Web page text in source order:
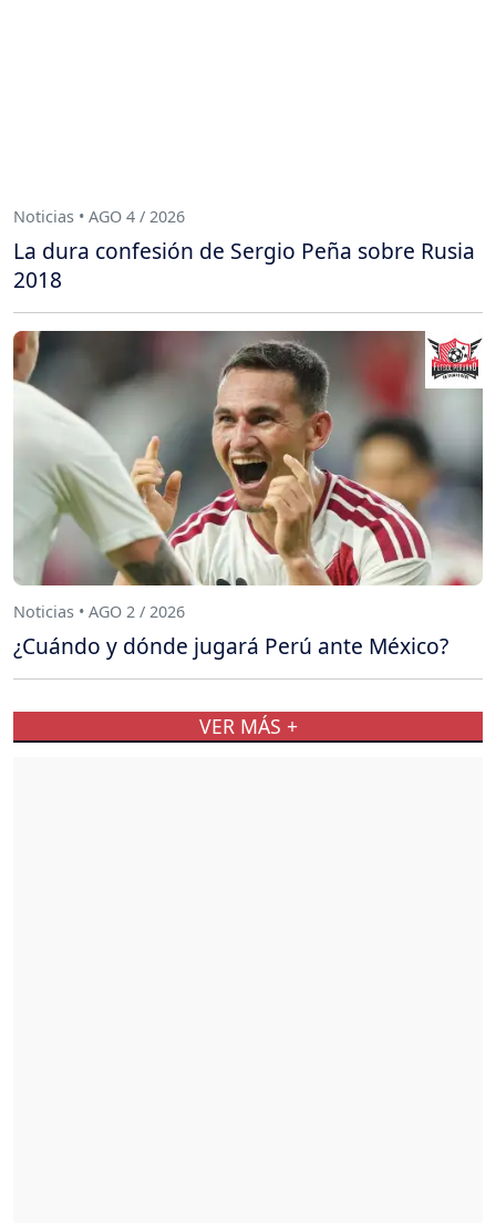
Noticias • AGO 4 / 2026
La dura confesión de Sergio Peña sobre Rusia
2018
Noticias • AGO 2 / 2026
¿Cuándo y dónde jugará Perú ante México?
VER MÁS +